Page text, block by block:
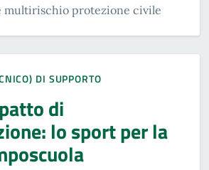
multirischio protezione civile
DI SUPPORTO
di
lo sport per la